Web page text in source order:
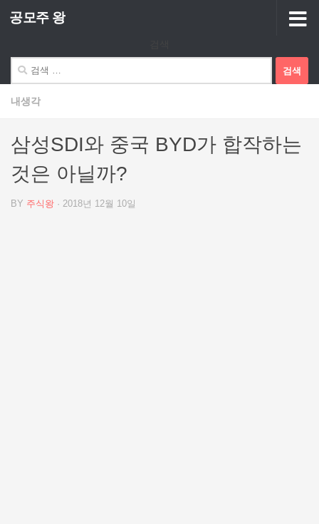
Skip to content
공모주 왕
색:
내생각
삼성SDI와 중국 BYD가 합작하는
것은 아닐까?
BY 주식왕 · 2018년 12월 10일